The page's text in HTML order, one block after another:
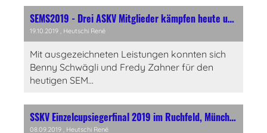
SEMS2019 - Drei ASKV Mitglieder kämpfen heute um die Medaillen
19.10.2019 , Heutschi René
Mit ausgezeichneten Leistungen konnten sich
Benny Schwägli und Fredy Zahner für den
heutigen SEM...
SSKV Einzelcupsiegerfinal 2019 im Ruchfeld, Münchenstein
08.09.2019 , Heutschi René